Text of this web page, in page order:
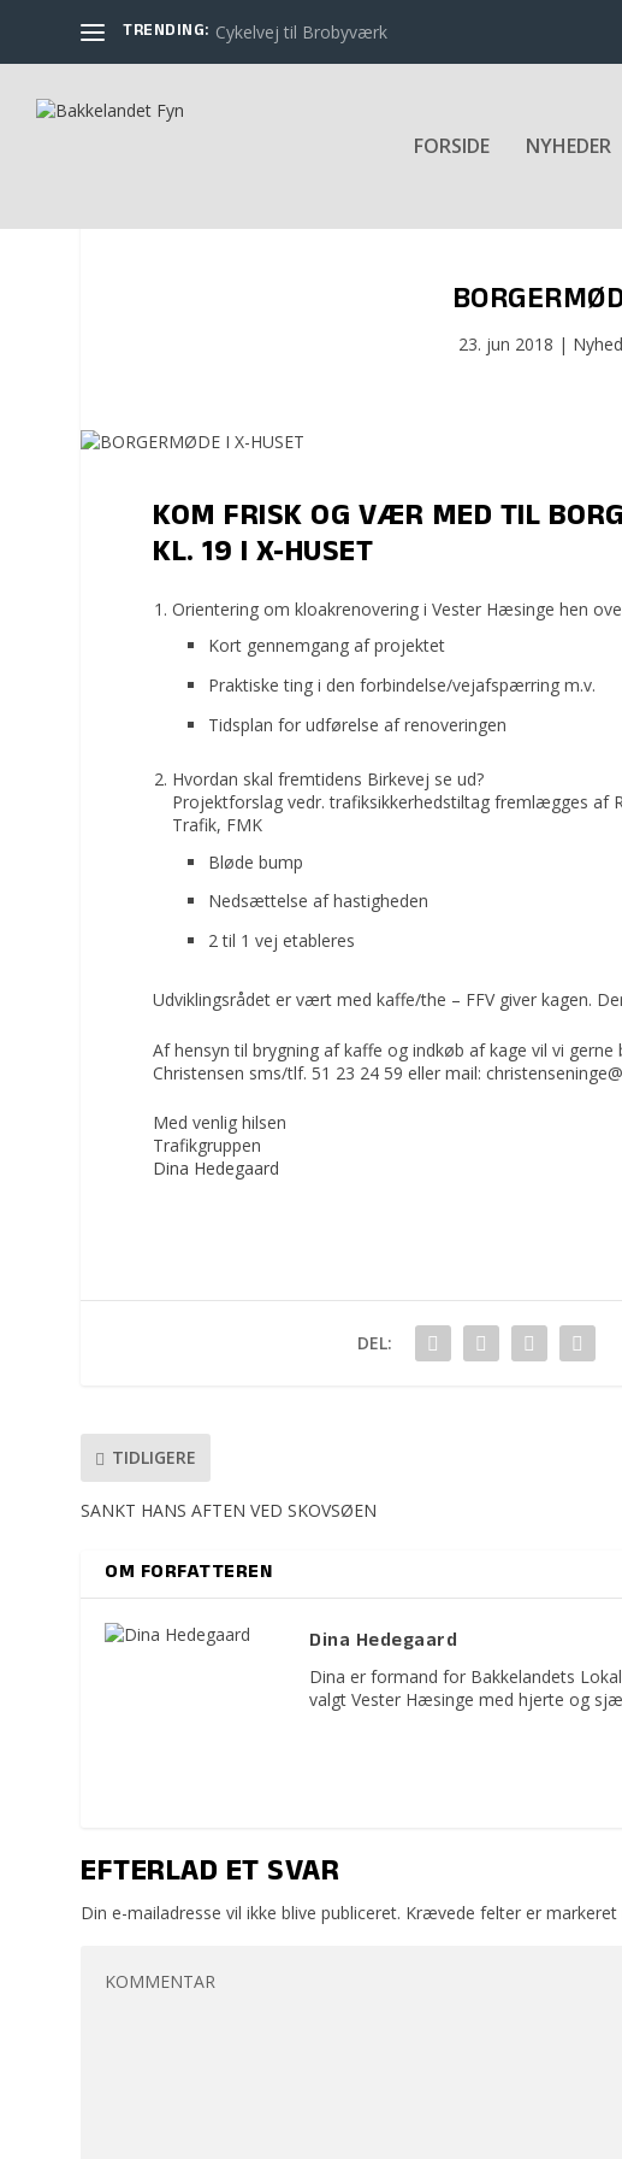
TRENDING: Cykelvej til Brobyværk
FORSIDE NYHEDER
23. jun 2018 |
KOM FRISK OG VÆR MED TIL
KL. 19 I X-HUSET
Orientering om kloakrenovering i Vester Hæsinge hen
Kort gennemgang af projektet
Praktiske ting i den forbindelse/vejafspærring m.v.
Tidsplan for udførelse af renoveringen
Hvordan skal fremtidens Birkevej se ud?
Projektforslag vedr. trafiksikkerhedstiltag fremlægges af
Trafik, FMK
Bløde bump
Nedsættelse af hastigheden
2 til 1 vej etableres
Udviklingsrådet er vært med kaffe/the – FFV giver kagen.
Af hensyn til brygning af kaffe og indkøb af kage vil vi
Christensen sms/tlf. 51 23 24 59 eller mail:
Med venlig hilsen
Trafikgruppen
Dina Hedegaard
DEL:
TIDLIGERE
SANKT HANS AFTEN VED SKOVSØEN
OM FORFATTEREN
Dina Hedegaard
Dina er formand for Bakkelandets
valgt Vester Hæsinge med hjerte og
EFTERLAD ET SVAR
Din e-mailadresse vil ikke blive publiceret. Krævede felter er